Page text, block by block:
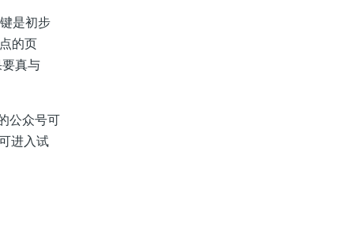
是初步
的页
真与
众号可
进入试